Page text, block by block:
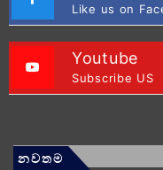
Like us on
Youtube
Subscribe US
නවතම